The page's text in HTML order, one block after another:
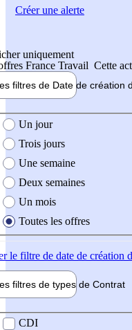
uniquement
France Travail Cette
filtres de Date de création
création de l'offre
Un jour
Trois jours
Une semaine
Deux semaines
Un mois
Toutes les offres
le filtre de date de création
filtres de types de Contrat
contrat
CDI
Créer une alerte